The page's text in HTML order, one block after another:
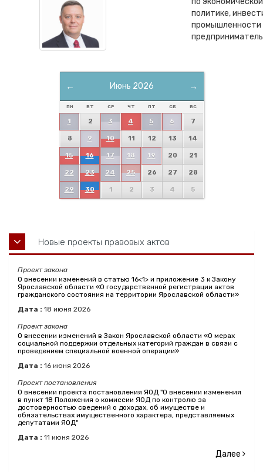
политике,
промышленности
← →
Июнь 2026
ПН ВТ СР ЧТ ПТ СБ ВС
1 2 3 4 5 6 7
8 9 10 11 12 13 14
15 16 17 18 19 20 21
22 23 24 25 26 27 28
29 30 1 2 3 4 5
Новые проекты правовых актов
Проект закона
О внесении изменений в статью 16<1> и приложение 3 к Закону
Ярославской области «О государственной регистрации актов
гражданского состояния на территории Ярославской области»
Дата : 18 июня 2026
Проект закона
О внесении изменений в Закон Ярославской области «О мерах
социальной поддержки отдельных категорий граждан в связи с
проведением специальной военной операции»
Дата : 16 июня 2026
Проект постановления
О внесении проекта постановления ЯОД "О внесении изменения
в пункт 18 Положения о комиссии ЯОД по контролю за
достоверностью сведений о доходах, об имуществе и
обязательствах имущественного характера, представляемых
депутатами ЯОД"
Дата : 11 июня 2026
Далее